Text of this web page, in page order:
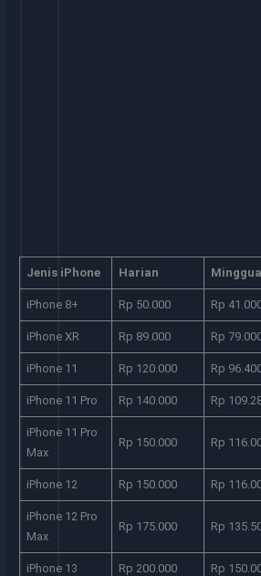
Jenis iPhone Harian
iPhone 8+ Rp 50.000 Rp
iPhone XR Rp 89.000 Rp
iPhone 11 Rp 120.000 Rp
iPhone 11 Pro Rp 140.000 Rp
iPhone 11 Pro
Max
Rp 150.000 Rp
iPhone 12 Rp 150.000 Rp
iPhone 12 Pro
Max
Rp 175.000 Rp
iPhone 13 Rp 200.000 Rp